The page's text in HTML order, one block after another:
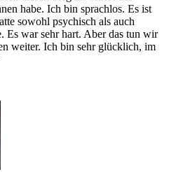
habe. Ich bin sprachlos. Es ist
sowohl psychisch als auch
Es war sehr hart. Aber das tun wir
weiter. Ich bin sehr glücklich, im